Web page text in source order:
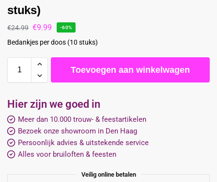
stuks)
€24.99 €9.99 -60%
Bedankjes per doos (10 stuks)
Toevoegen aan winkelwagen
Hier zijn we goed in
Meer dan 10.000 trouw- & feestartikelen
Bezoek onze showroom in Den Haag
Persoonlijk advies & uitstekende service
Alles voor bruiloften & feesten
Veilig online betalen